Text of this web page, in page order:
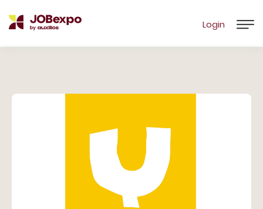
Login